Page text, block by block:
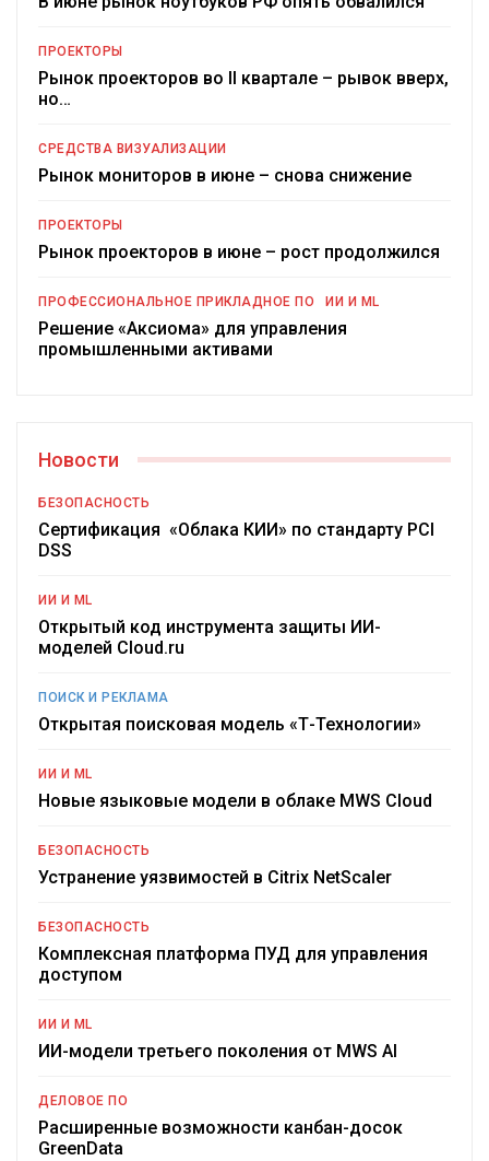
ПРОЕКТОРЫ
Рынок проекторов во II квартале – рывок вверх,
но…
СРЕДСТВА ВИЗУАЛИЗАЦИИ
Рынок мониторов в июне – снова снижение
ПРОЕКТОРЫ
Рынок проекторов в июне – рост продолжился
ПРОФЕССИОНАЛЬНОЕ ПРИКЛАДНОЕ ПО ИИ И ML
Решение «Аксиома» для управления
промышленными активами
Новости
БЕЗОПАСНОСТЬ
Сертификация «Облака КИИ» по стандарту PCI
DSS
ИИ И ML
Открытый код инструмента защиты ИИ-
моделей Cloud.ru
ПОИСК И РЕКЛАМА
Открытая поисковая модель «Т-Технологии»
ИИ И ML
Новые языковые модели в облаке MWS Cloud
БЕЗОПАСНОСТЬ
Устранение уязвимостей в Citrix NetScaler
БЕЗОПАСНОСТЬ
Комплексная платформа ПУД для управления
доступом
ИИ И ML
ИИ-модели третьего поколения от MWS AI
ДЕЛОВОЕ ПО
Расширенные возможности канбан-досок
GreenData